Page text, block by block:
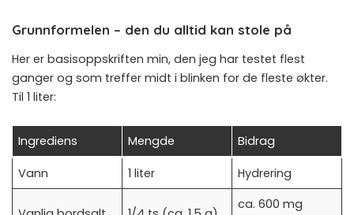
Grunnformelen – den du alltid kan stole på
Her er basisoppskriften min, den jeg har testet flest
ganger og som treffer midt i blinken for de fleste økter.
Til 1 liter:
Ingrediens Mengde Bidrag
Vann 1 liter Hydrering
ca. 600 mg